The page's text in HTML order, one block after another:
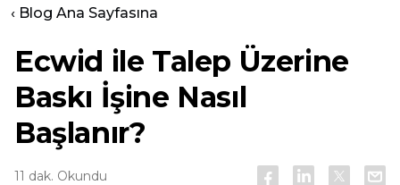
‹ Blog Ana Sayfasına
Ecwid ile Talep Üzerine
Baskı İşine Nasıl
Başlanır?
11 dak. Okundu